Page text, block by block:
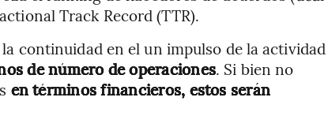
Track Record (TTR).
continuidad en el un impulso de la actividad
de número de operaciones. Si bien no
en términos financieros, estos serán